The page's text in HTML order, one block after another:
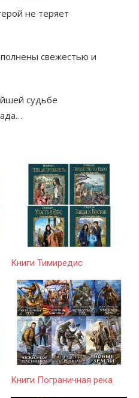
не теряет
свежестью и
судьбе
Книги Тимиредис
Книги Пограничная река